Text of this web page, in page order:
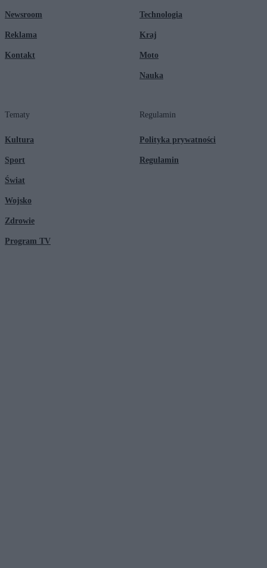
Newsroom
Reklama
Kontakt
Technologia
Kraj
Moto
Nauka
Tematy
Kultura
Sport
Świat
Wojsko
Zdrowie
Program TV
Regulamin
Polityka prywatności
Regulamin